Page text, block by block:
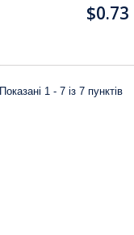
$0.73
Показані 1 - 7 із 7 пунктів